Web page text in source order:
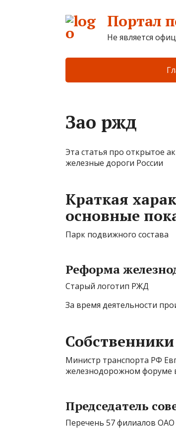
Портал
Не является
Зао ржд
Эта статья про открытое
железные дороги России
Краткая
основные
Парк подвижного состава
Реформа
Старый логотип РЖД
За время деятельности
Министр транспорта РФ
железнодорожном форуме
Председатель
Перечень 57 филиалов ОАО